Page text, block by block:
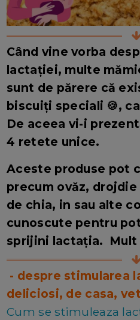
Când vine vorba
lactației, multe
sunt de părere că
biscuiți speciali 🍪,
De aceea vi-i
4 retete unice.
Aceste produse pot
precum ovăz,
de chia, in sau alte
cunoscute pentru
sprijini lactația. Mult
- despre stimularea
deliciosi, de casa,
Cum se stimuleaza